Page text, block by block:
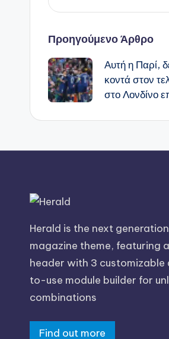
Πλοήγηση
Προηγούμενο Άρθρο
Αυτή η Παρί,
κοντά στον
στο Λονδίνο
Herald is the next
magazine theme, featuring
header with 3 customizable
to-use module builder for
combinations
Find out more